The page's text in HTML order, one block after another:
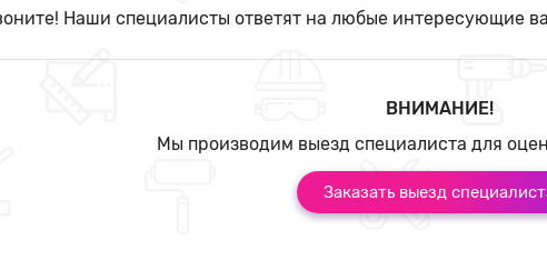
Наши специалисты ответят на любые интересующие
ВНИМАНИЕ!
Мы производим выезд специалиста для
Заказать выезд